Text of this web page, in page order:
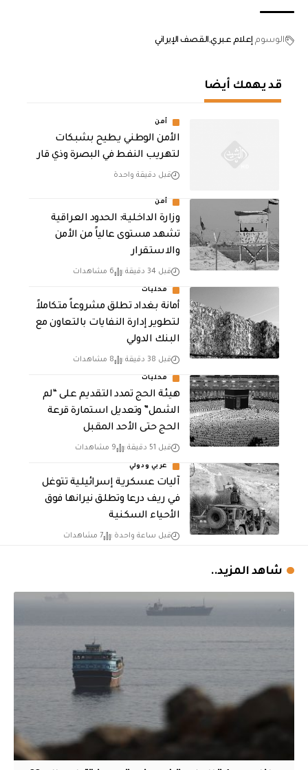
الوسوم إعلام عبري القصف الإيراني
قد يهمك أيضا
أمن
الأمن الوطني يطيح بشبكات
لتهريب النفط في البصرة وذي قار
قبل دقيقة واحدة
أمن
وزارة الداخلية: الحدود العراقية
تشهد مستوى عالياً من الأمن
والاستقرار
قبل 34 دقيقة 6 مشاهدات
محليات
أمانة بغداد تطلق مشروعاً متكاملاً
لتطوير إدارة النفايات بالتعاون مع
البنك الدولي
قبل 38 دقيقة 8 مشاهدات
محليات
هيئة الحج تمدد التقديم على “لم
الشمل” وتعديل استمارة قرعة
الحج حتى الأحد المقبل
قبل 51 دقيقة 9 مشاهدات
عربي ودولي
آليات عسكرية إسرائيلية تتوغل
في ريف درعا وتطلق نيرانها فوق
الأحياء السكنية
قبل ساعة واحدة 7 مشاهدات
شاهد المزيد..